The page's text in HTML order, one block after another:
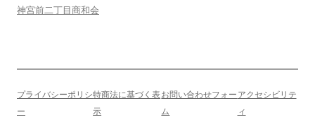
神宮前二丁目商和会
プライバシーポリシ
ー
特商法に基づく表
示
お問い合わせフォー
ム
アクセシビリテ
ィ